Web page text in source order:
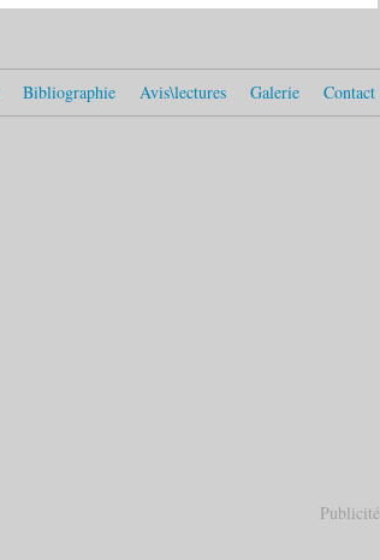
Bibliographie Avis\lectures Galerie Contact
Publicité